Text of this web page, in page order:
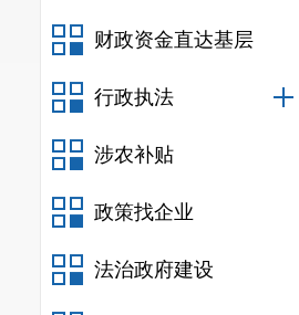
财政资金直达基层
行政执法
涉农补贴
政策找企业
法治政府建设